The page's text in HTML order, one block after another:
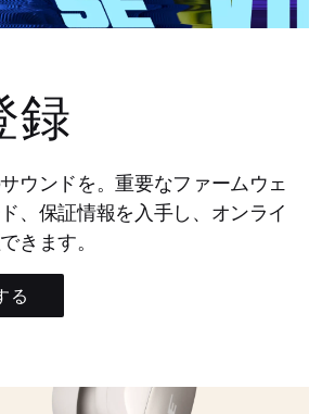
録
ウンドを。重要なファームウェ
、保証情報を入手し、オンライ
きます。
る